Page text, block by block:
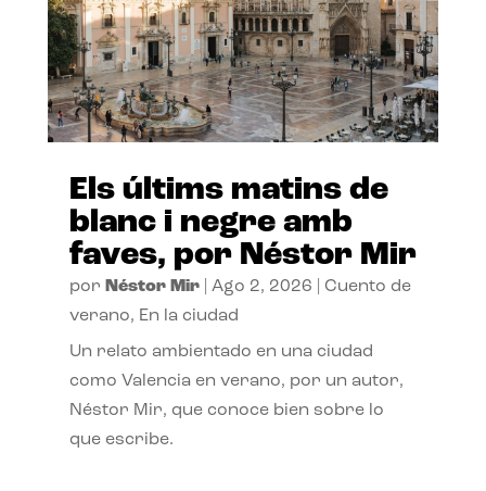
Els últims matins de
blanc i negre amb
faves, por Néstor Mir
por Néstor Mir| Ago 2, 2026
Cuento de
verano, En la ciudad
Un relato ambientado en una ciudad
como Valencia en verano, por un autor,
Néstor Mir, que conoce bien sobre lo
que escribe.